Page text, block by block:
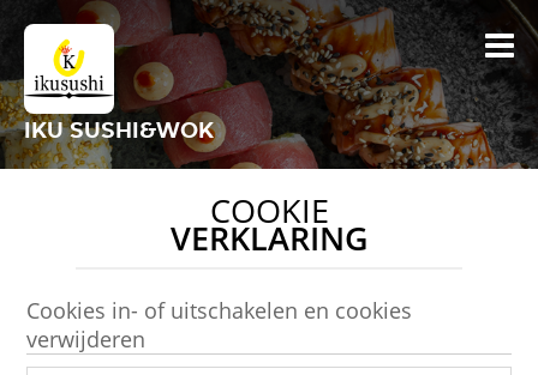
IKU SUSHI&WOK
COOKIE
VERKLARING
Cookies in- of uitschakelen en cookies
verwijderen